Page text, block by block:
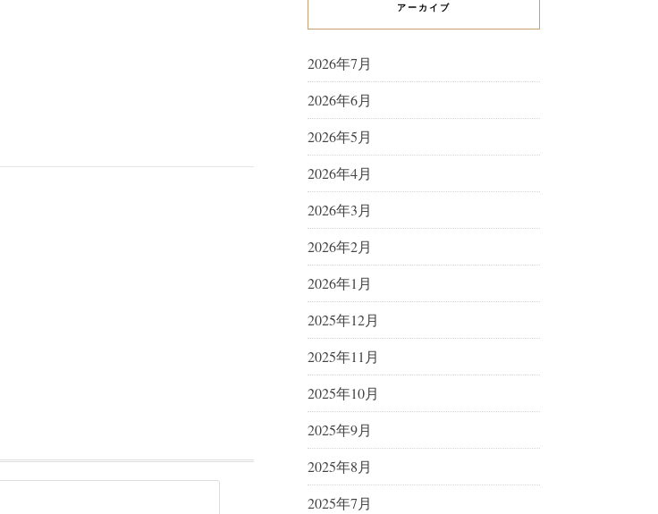
アーカイブ
2026年7月
2026年6月
2026年5月
2026年4月
2026年3月
2026年2月
2026年1月
2025年12月
2025年11月
2025年10月
2025年9月
2025年8月
2025年7月